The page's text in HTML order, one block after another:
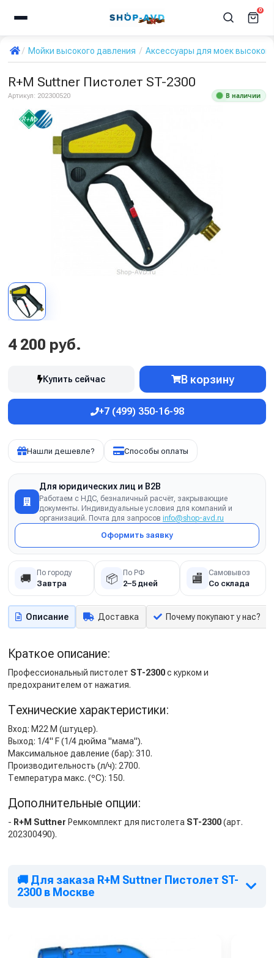
0
Мойки высокого давления Аксессуары для моек
R+M Suttner Пистолет ST-2300
Артикул: 202300520 В наличии
4 200 руб.
Купить сейчас В корзину
+7 (499) 350-16-98
Нашли дешевле? Способы оплаты
Для юридических лиц и B2B
Работаем с НДС, безналичный расчёт, закрывающие
документы. Индивидуальные условия для компаний и
организаций. Почта для запросов info@shop-avd.ru
Оформить заявку
🚚 По городу
Завтра 📦 По РФ
2–5 дней 🏬 Самовывоз
Со склада
Описание Доставка Почему покупают у нас?
Краткое описание:
Профессиональный пистолет ST-2300с курком и
предохранителем от нажатия.
Технические характеристики:
Вход: M22 M (штуцер).
Выход: 1/4" F (1/4 дюйма "мама").
Максимальное давление (бар): 310.
Производительность (л/ч): 2700.
Температура макс. (ºC): 150.
Дополнительные опции:
- R+M Suttner Ремкомплект для пистолета ST-2300(арт.
202300490).
🚚 Для заказа R+M Suttner Пистолет ST-
2300 в Москве